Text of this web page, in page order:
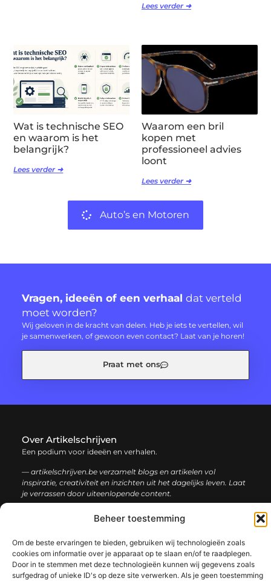
Beheer toestemming
Om de beste ervaringen te bieden, gebruiken wij technologieën zoals
cookies om informatie over je apparaat op te slaan en/of te raadplegen.
Door in te stemmen met deze technologieën kunnen wij gegevens zoals
surfgedrag of unieke ID's op deze site verwerken. Als je geen toestemming
Lees verder ➜
Wat is technische SEO
en waarom is het
belangrijk?
Lees verder ➜
Waarom een bril
kopen met
professioneel advies
loont
Lees verder ➜
Auto’s en Motoren
Vragen, ideeën of een verhaal dat verteld
moet worden?
Wij geloven in de kracht van delen. Heb je iets te vertellen, wil
je samenwerken, of gewoon even contact? Laat van je horen!
Praat met ons
Over Artikelschrijven
Een podium voor ideeën en verhalen.
— artikelschrijven.be verzamelt blogs en artikelen vol
inspiratie, creativiteit en inzichten uit het dagelijks leven. Laat
je verrassen door uiteenlopende content.
informatie